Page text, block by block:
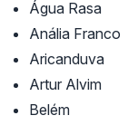
Água Rasa
Anália Franco
Aricanduva
Artur Alvim
Belém